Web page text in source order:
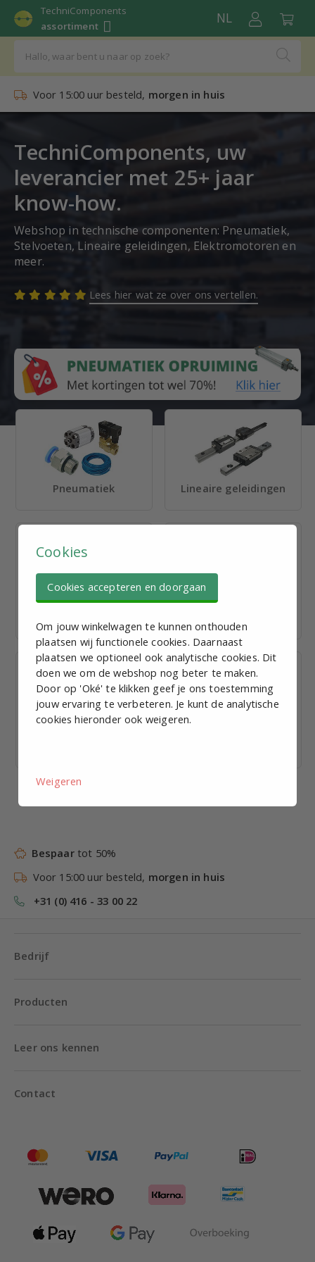
TechniComponents
assortiment
NL
Voor 15:00 uur besteld, morgen in huis
TechniComponents, uw
leverancier met 25+ jaar
know-how.
Webshop in technische componenten: Pneumatiek,
Stelvoeten, Lineaire geleidingen, Elektromotoren en
meer.
Lees hier wat ze over ons vertellen.
Pneumatiek Lineaire geleidingen
Stelvoeten en
Elektromotoren en
Bespaartot 50%
Voor 15:00 uur besteld, morgen in huis
+31 (0) 416 - 33 00 22
Bedrijf
Producten
Leer ons kennen
Contact
Cookies
Cookies accepteren en doorgaan
Om jouw winkelwagen te kunnen onthouden
plaatsen wij functionele cookies. Daarnaast
plaatsen we optioneel ook analytische cookies. Dit
doen we om de webshop nog beter te maken.
Door op 'Oké' te klikken geef je ons toestemming
jouw ervaring te verbeteren. Je kunt de analytische
cookies hieronder ook weigeren.
Weigeren